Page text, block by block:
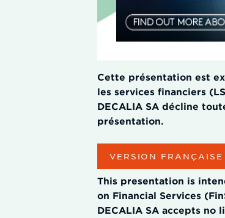
Cette présentation est
les services financiers
DECALIA SA décline
présentation.
VERSION FRANÇAISE
This presentation is
on Financial Services
DECALIA SA accepts